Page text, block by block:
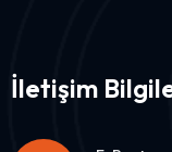
İletişim